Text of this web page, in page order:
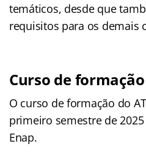
temáticos, desde que
requisitos para os demais
Curso de formação
O curso de formação do
primeiro semestre de
Enap.